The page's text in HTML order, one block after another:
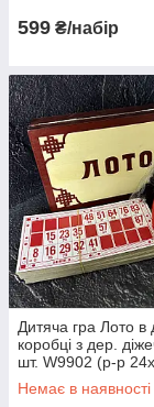
599 ₴/набір
Дитяча гра Лото в
коробці з дер.
шт. W9902 (р-р
бордовий
Немає в наявності